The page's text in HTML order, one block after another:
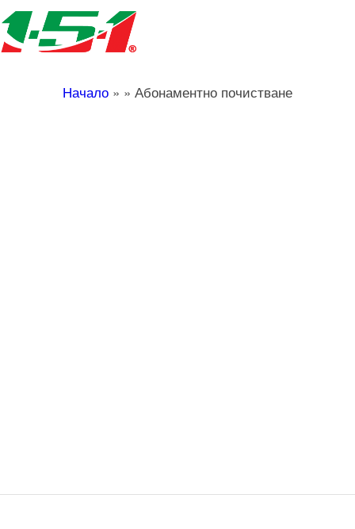
Начало » » Абонаментно почистване